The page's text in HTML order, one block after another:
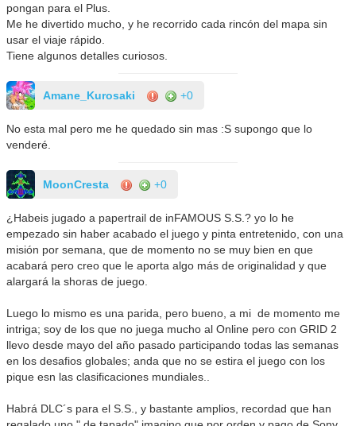
pongan para el Plus.
Me he divertido mucho, y he recorrido cada rincón del mapa sin
usar el viaje rápido.
Tiene algunos detalles curiosos.
Amane_Kurosaki +0
No esta mal pero me he quedado sin mas :S supongo que lo
venderé.
MoonCresta +0
¿Habeis jugado a papertrail de inFAMOUS S.S.? yo lo he
empezado sin haber acabado el juego y pinta entretenido, con una
misión por semana, que de momento no se muy bien en que
acabará pero creo que le aporta algo más de originalidad y que
alargará la shoras de juego.
Luego lo mismo es una parida, pero bueno, a mi de momento me
intriga; soy de los que no juega mucho al Online pero con GRID 2
llevo desde mayo del año pasado participando todas las semanas
en los desafios globales; anda que no se estira el juego con los
pique esn las clasificaciones mundiales..
Habrá DLC´s para el S.S., y bastante amplios, recordad que han